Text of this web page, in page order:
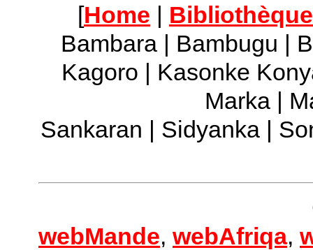
[Home | Bibliothèque
Bambara | Bambugu |
Kagoro | Kasonke
Marka |
Sankaran | Sidyanka |
webMande, webAfriqa,